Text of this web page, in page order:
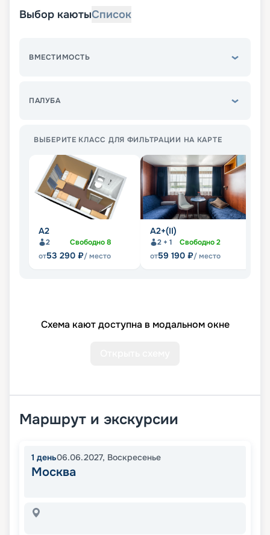
Выбор каютыСписок
ВМЕСТИМОСТЬ
ПАЛУБА
ВЫБЕРИТЕ КЛАСС ДЛЯ ФИЛЬТРАЦИИ НА КАРТЕ
А2
2 Свободно8
от53 290 ₽/ место
А2+(II)
2 + 1 Свободно2
от59 190 ₽/ место
Схема кают доступна в модальном окне
Маршрут и экскурсии
1 день06.06.2027, Воскресенье
Москва